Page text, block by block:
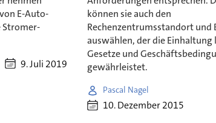
E-Auto-
Stromer-
9. Juli 2019
können sie auch den
Rechenzentrumsstandort und
auswählen, der die Einhaltung
Gesetze und
gewährleistet.
Pascal Nagel
10. Dezember 2015